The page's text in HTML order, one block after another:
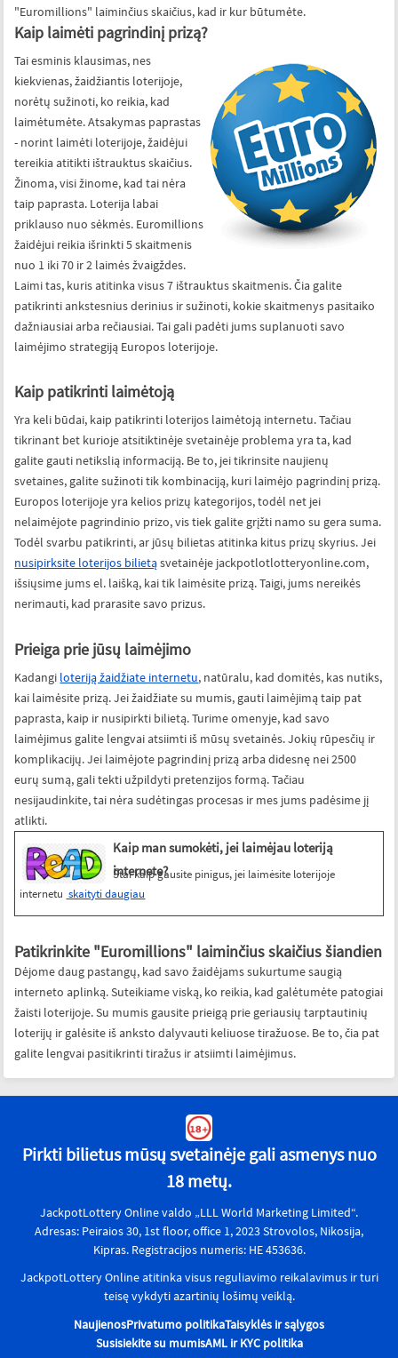
"Euromillions" laiminčius skaičius, kad ir kur būtumėte.
Kaip laimėti pagrindinį prizą?
Tai esminis klausimas, nes
kiekvienas, žaidžiantis loterijoje,
norėtų sužinoti, ko reikia, kad
laimėtumėte. Atsakymas paprastas
- norint laimėti loterijoje, žaidėjui
tereikia atitikti ištrauktus skaičius.
Žinoma, visi žinome, kad tai nėra
taip paprasta. Loterija labai
priklauso nuo sėkmės. Euromillions
žaidėjui reikia išrinkti 5 skaitmenis
nuo 1 iki 70 ir 2 laimės žvaigždes.
Laimi tas, kuris atitinka visus 7 ištrauktus skaitmenis. Čia galite
patikrinti ankstesnius derinius ir sužinoti, kokie skaitmenys pasitaiko
dažniausiai arba rečiausiai. Tai gali padėti jums suplanuoti savo
laimėjimo strategiją Europos loterijoje.
Kaip patikrinti laimėtoją
Yra keli būdai, kaip patikrinti loterijos laimėtoją internetu. Tačiau
tikrinant bet kurioje atsitiktinėje svetainėje problema yra ta, kad
galite gauti netikslią informaciją. Be to, jei tikrinsite naujienų
svetaines, galite sužinoti tik kombinaciją, kuri laimėjo pagrindinį prizą.
Europos loterijoje yra kelios prizų kategorijos, todėl net jei
nelaimėjote pagrindinio prizo, vis tiek galite grįžti namo su gera suma.
Todėl svarbu patikrinti, ar jūsų bilietas atitinka kitus prizų skyrius. Jei
nusipirksite loterijos bilietąsvetainėje jackpotlotlotteryonline.com,
išsiųsime jums el. laišką, kai tik laimėsite prizą. Taigi, jums nereikės
nerimauti, kad prarasite savo prizus.
Prieiga prie jūsų laimėjimo
Kadangi loteriją žaidžiate internetu, natūralu, kad domitės, kas nutiks,
kai laimėsite prizą. Jei žaidžiate su mumis, gauti laimėjimą taip pat
paprasta, kaip ir nusipirkti bilietą. Turime omenyje, kad savo
laimėjimus galite lengvai atsiimti iš mūsų svetainės. Jokių rūpesčių ir
komplikacijų. Jei laimėjote pagrindinį prizą arba didesnę nei 2500
eurų sumą, gali tekti užpildyti pretenzijos formą. Tačiau
nesijaudinkite, tai nėra sudėtingas procesas ir mes jums padėsime jį
atlikti.
Kaip man sumokėti, jei laimėjau loteriją
internete?
Štai kaip gausite pinigus, jei laimėsite loterijoje
internetu skaityti daugiau
Patikrinkite "Euromillions" laiminčius skaičius šiandien
Dėjome daug pastangų, kad savo žaidėjams sukurtume saugią
interneto aplinką. Suteikiame viską, ko reikia, kad galėtumėte patogiai
žaisti loterijoje. Su mumis gausite prieigą prie geriausių tarptautinių
loterijų ir galėsite iš anksto dalyvauti keliuose tiražuose. Be to, čia pat
galite lengvai pasitikrinti tiražus ir atsiimti laimėjimus.
Pirkti bilietus mūsų svetainėje gali asmenys nuo
18 metų.
JackpotLottery Online valdo „LLL World Marketing Limited“.
Adresas: Peiraios 30, 1st floor, office 1, 2023 Strovolos, Nikosija,
Kipras. Registracijos numeris: HE 453636.
JackpotLottery Online atitinka visus reguliavimo reikalavimus ir turi
teisę vykdyti azartinių lošimų veiklą.
NaujienosPrivatumo politikaTaisyklės ir sąlygos
Susisiekite su mumisAML ir KYC politika